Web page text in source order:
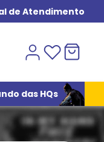
de Atendimento
das HQs